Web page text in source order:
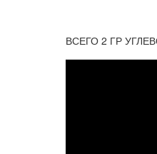
ВСЕГО 2 ГР